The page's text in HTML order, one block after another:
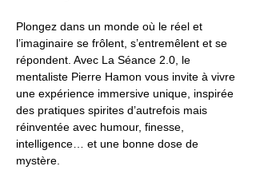
Plongez dans un monde où le réel et
l’imaginaire se frôlent, s’entremêlent et se
répondent. Avec La Séance 2.0, le
mentaliste Pierre Hamon vous invite à vivre
une expérience immersive unique, inspirée
des pratiques spirites d’autrefois mais
réinventée avec humour, finesse,
intelligence… et une bonne dose de
mystère.